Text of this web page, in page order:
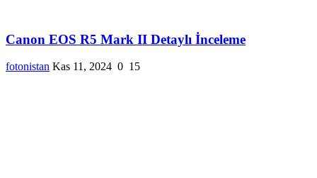
Canon EOS R5 Mark II Detaylı İnceleme
fotonistan Kas 11, 2024 0 15